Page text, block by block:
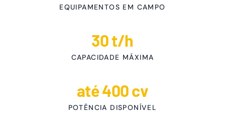
EQUIPAMENTOS EM CAMPO
30 t/h
CAPACIDADE MÁXIMA
até 400 cv
POTÊNCIA DISPONÍVEL